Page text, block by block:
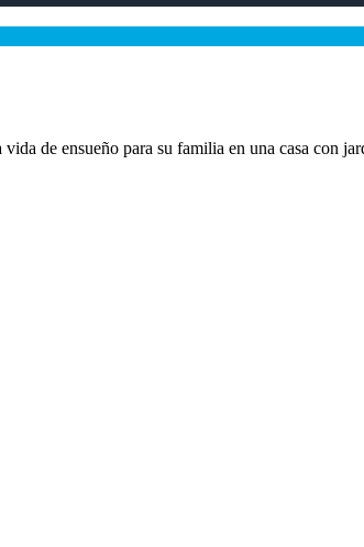
de ensueño para su familia en una casa con